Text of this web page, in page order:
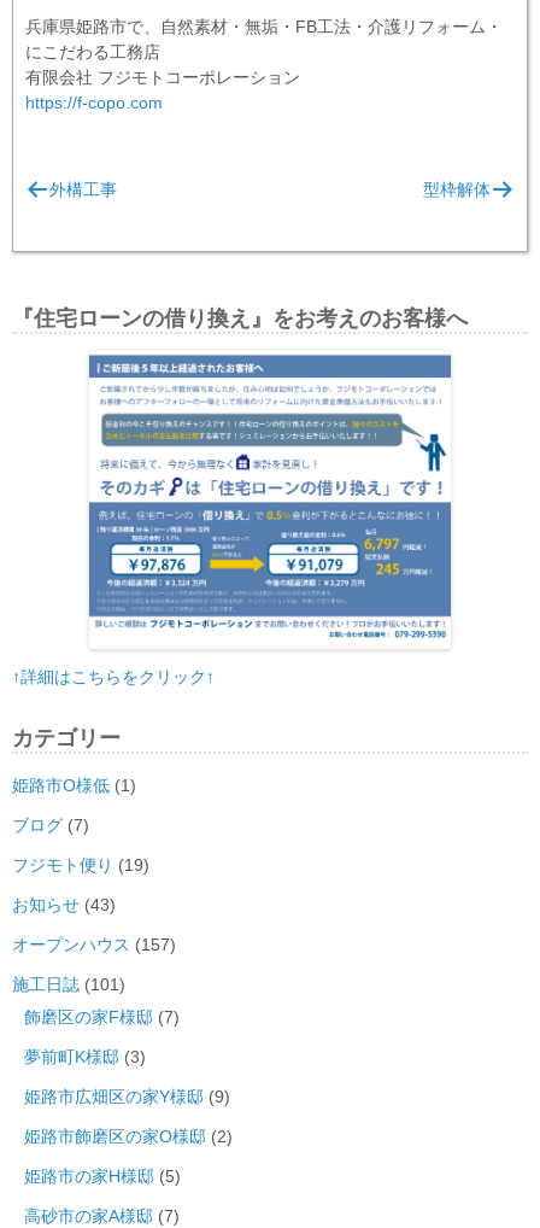
兵庫県姫路市で、自然素材・無垢・FB工法・介護リフォーム・
にこだわる工務店
有限会社 フジモトコーポレーション
https://f-copo.com
稿
ゲ
外構工事 型枠解体
『住宅ローンの借り換え』をお考えのお客様へ
↑詳細はこちらをクリック↑
カテゴリー
姫路市O様低 (1)
ブログ (7)
フジモト便り (19)
お知らせ (43)
オープンハウス (157)
施工日誌 (101)
飾磨区の家F様邸 (7)
夢前町K様邸 (3)
姫路市広畑区の家Y様邸 (9)
姫路市飾磨区の家O様邸 (2)
姫路市の家H様邸 (5)
高砂市の家A様邸 (7)